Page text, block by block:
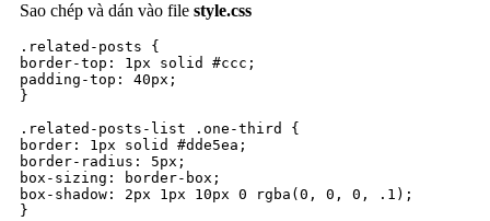
Sao chép và dán vào file style.css
.related-posts {
border-top: 1px solid #ccc;
padding-top: 40px;
}
.related-posts-list .one-third {
border: 1px solid #dde5ea;
border-radius: 5px;
box-sizing: border-box;
box-shadow: 2px 1px 10px 0 rgba(0, 0, 0, .1);
}